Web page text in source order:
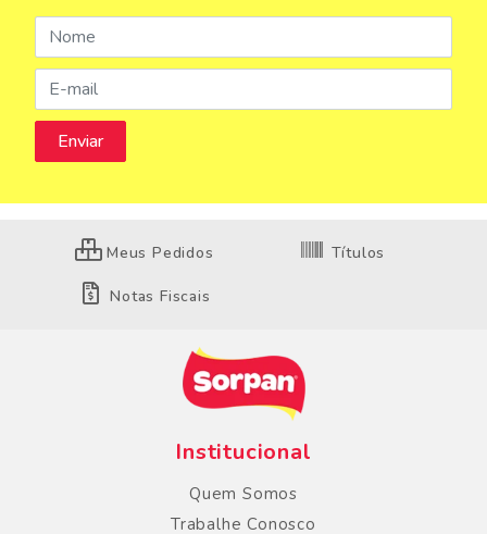
Meus Pedidos Títulos
Notas Fiscais
Institucional
Quem Somos
Trabalhe Conosco